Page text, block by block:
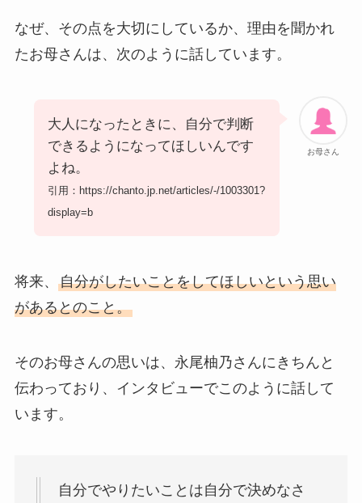
なぜ、その点を大切にしているか、理由を聞かれ
たお母さんは、次のように話しています。
お母さん
大人になったときに、自分で判断
できるようになってほしいんです
よね。
引用：https://chanto.jp.net/articles/-/1003301?
display=b
将来、 自分がしたいことをしてほしいという思い
があるとのこと。
そのお母さんの思いは、永尾柚乃さんにきちんと
伝わっており、インタビューでこのように話して
います。
自分でやりたいことは自分で決めなさ